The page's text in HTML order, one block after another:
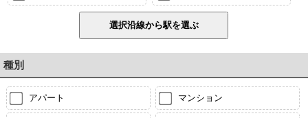
種別
アパート マンション